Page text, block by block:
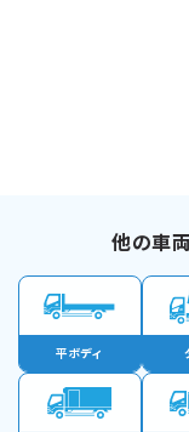
他の車
平ボディ